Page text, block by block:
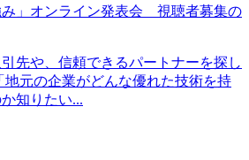
み」オンライン発表会 視聴者募集の
引先や、信頼できるパートナーを探し
地元の企業がどんな優れた技術を持
知りたい...